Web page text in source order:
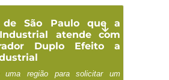
de São Paulo que a
atende com
Duplo Efeito a
uma região para solicitar um